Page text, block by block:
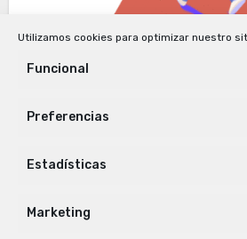
Utilizamos cookies para optimizar nuestro
Funcional
Preferencias
Estadísticas
Marketing
Cuando la
José Aguirregabiria